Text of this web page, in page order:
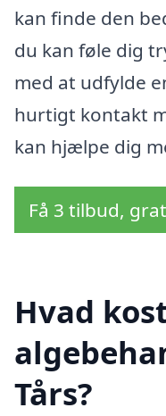
kan finde den
du kan føle dig
med at udfylde
hurtigt kontakt
kan hjælpe dig
Få 3 tilbud,
Hvad
Tårs?